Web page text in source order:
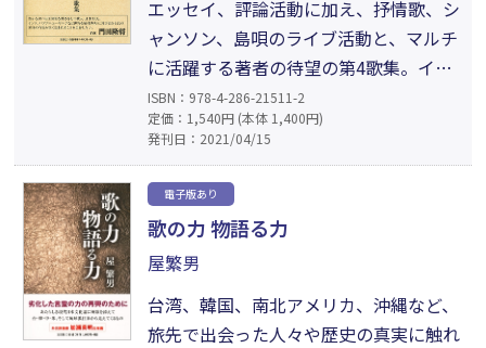
エッセイ、評論活動に加え、抒情歌、シ
ャンソン、島唄のライブ活動と、マルチ
に活躍する著者の待望の第4歌集。イン
ド、パキスタン、アフリカ、スペイン、
パブアニューギニアなどの国外、青森、
奥日光、塩原温泉、小笠原、八丈島など
国内への旅行や情景、孫のゆかちゃん、
愛犬ゴン、サッカーなどを詠った短歌だ
けでなく、俳句や、エッセイなども収
録。
ISBN：978-4-286-21511-2
定価：1,540円 (本体 1,400円)
発刊日：2021/04/15
電子版あり
歌の力 物語る力
屋繁男
台湾、韓国、南北アメリカ、沖縄など、
旅先で出会った人々や歴史の真実に触れ